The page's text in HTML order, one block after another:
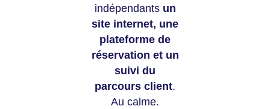
indépendants un
site internet, une
plateforme de
réservation et un
suivi du
parcours client.
Au calme.